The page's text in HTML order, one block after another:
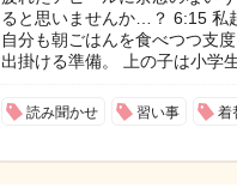
ると思いませんか…？ 6:15 私
自分も朝ごはんを食べつつ支
出掛ける準備。 上の子は小学
読み聞かせ 習い事 着